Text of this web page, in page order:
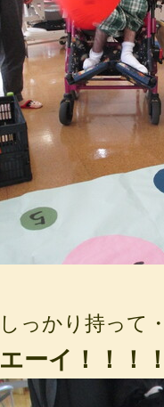
しっかり持って
エーイ！！！